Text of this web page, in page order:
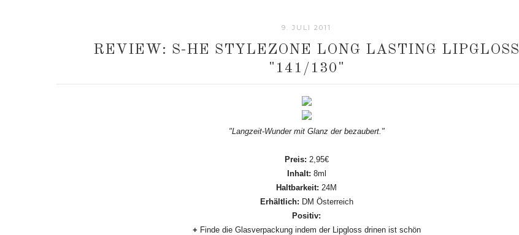
9. JULI 2011
REVIEW: S-HE STYLEZONE LONG LASTING LIPGLOSS
"141/130"
"Langzeit-Wunder mit Glanz der bezaubert."
Preis: 2,95€
Inhalt: 8ml
Haltbarkeit: 24M
Erhältlich: DM Österreich
Positiv:
+ Finde die Glasverpackung indem der Lipgloss drinen ist schön